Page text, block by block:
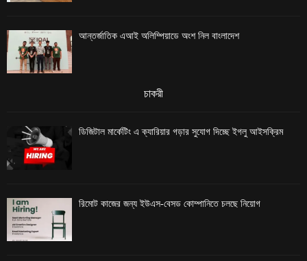
আন্তর্জাতিক এআই অলিম্পিয়াডে অংশ নিল বাংলাদেশ
চাকরী
ডিজিটাল মার্কেটিং এ ক্যারিয়ার গড়ার সুযোগ দিচ্ছে ইগলু আইসক্রিম
রিমোট কাজের জন্য ইউএস-বেসড কোম্পানিতে চলছে নিয়োগ